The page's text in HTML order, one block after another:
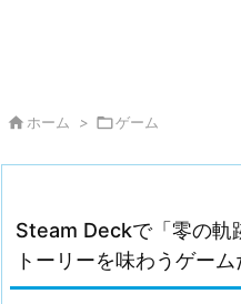
 ホーム > ゲーム
Steam Deckで「零の軌
トーリーを味わうゲーム